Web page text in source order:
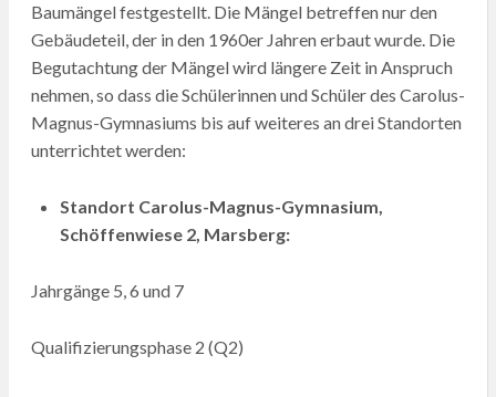
Baumängel festgestellt. Die Mängel betreffen nur den
Gebäudeteil, der in den 1960er Jahren erbaut wurde. Die
Begutachtung der Mängel wird längere Zeit in Anspruch
nehmen, so dass die Schülerinnen und Schüler des Carolus-
Magnus-Gymnasiums bis auf weiteres an drei Standorten
unterrichtet werden:
Standort Carolus-Magnus-Gymnasium,
Schöffenwiese 2, Marsberg:
Jahrgänge 5, 6 und 7
Qualifizierungsphase 2 (Q2)